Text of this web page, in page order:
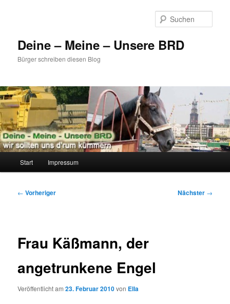
Deine – Meine – Unsere BRD
Bürger schreiben diesen Blog
Start Impressum
Beitragsnavigation
← Vorheriger Nächster →
Frau Käßmann, der
angetrunkene Engel
Veröffentlicht am23. Februar 2010von Ella